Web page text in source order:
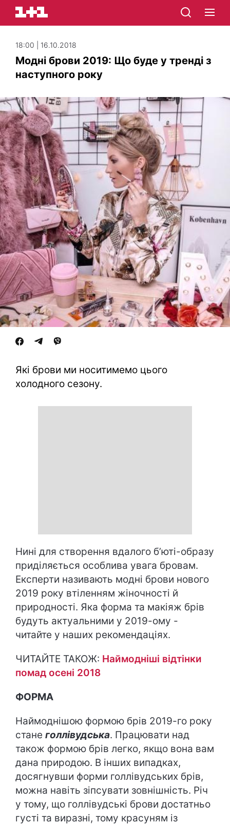
18:00 | 16.10.2018
Модні брови 2019: Що буде у тренді з
наступного року
Які брови ми носитимемо цього
холодного сезону.
Нині для створення вдалого б’юті-образу
приділяється особлива увага бровам.
Експерти називають модні брови нового
2019 року втіленням жіночності й
природності. Яка форма та макіяж брів
будуть актуальними у 2019-ому -
читайте у наших рекомендаціях.
ЧИТАЙТЕ ТАКОЖ: Наймодніші відтінки
помад осені 2018
ФОРМА
Наймоднішою формою брів 2019-го року
стане голлівудська. Працювати над
також формою брів легко, якщо вона вам
дана природою. В інших випадках,
досягнувши форми голлівудських брів,
можна навіть зіпсувати зовнішність. Річ
у тому, що голлівудські брови достатньо
густі та виразні, тому красуням із